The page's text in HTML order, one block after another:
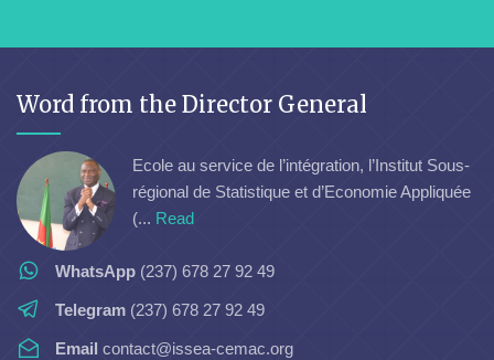
Word from the Director General
Ecole au service de l’intégration, l’Institut Sous-
régional de Statistique et d’Economie Appliquée
(... Read
WhatsApp (237) 678 27 92 49
Telegram (237) 678 27 92 49
Email contact@issea-cemac.org